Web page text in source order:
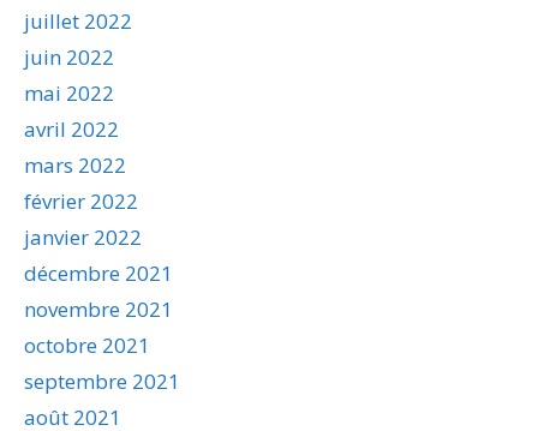
juillet 2022
juin 2022
mai 2022
avril 2022
mars 2022
février 2022
janvier 2022
décembre 2021
novembre 2021
octobre 2021
septembre 2021
août 2021